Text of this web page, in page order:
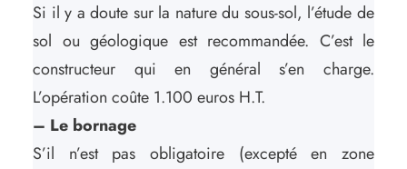
Si il y a doute sur la nature du sous-sol, l’étude de
sol ou géologique est recommandée. C’est le
constructeur qui en général s’en charge.
L’opération coûte 1.100 euros H.T.
– Le bornage
S’il n’est pas obligatoire (excepté en zone